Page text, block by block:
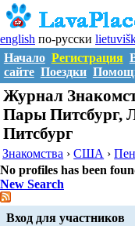
english по-русски
Начало Регистрация
сайте Поездки
Журнал
Пары Питсбург,
Питсбург
Знакомства ›США ›
No profiles has been
New Search
Вход для участников